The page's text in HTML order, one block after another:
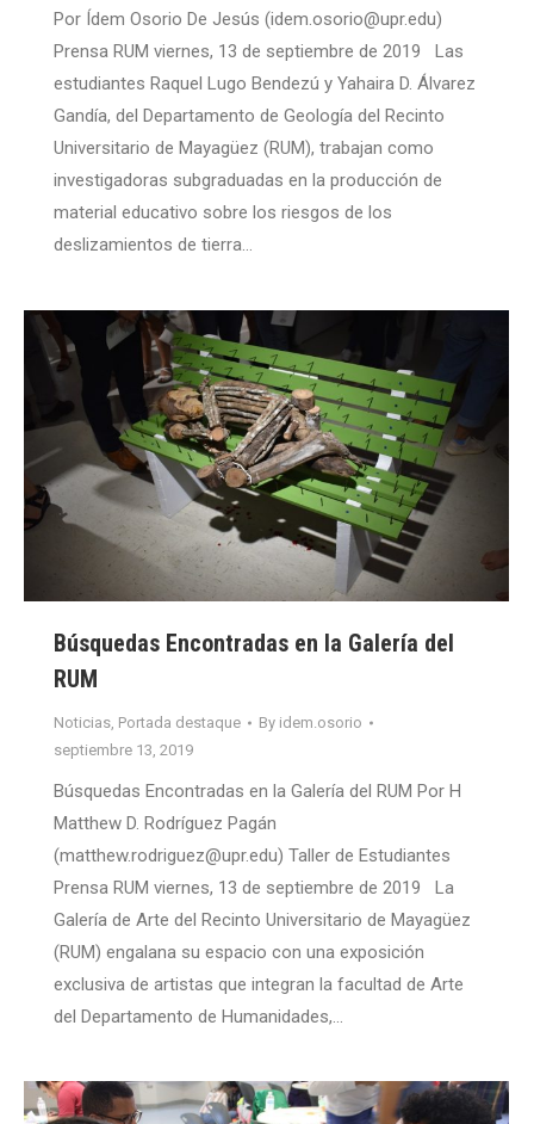
Por Ídem Osorio De Jesús (idem.osorio@upr.edu)
Prensa RUM viernes, 13 de septiembre de 2019 Las
estudiantes Raquel Lugo Bendezú y Yahaira D. Álvarez
Gandía, del Departamento de Geología del Recinto
Universitario de Mayagüez (RUM), trabajan como
investigadoras subgraduadas en la producción de
material educativo sobre los riesgos de los
deslizamientos de tierra…
Búsquedas Encontradas en la Galería del
RUM
Noticias, Portada destaque By idem.osorio
septiembre 13, 2019
Búsquedas Encontradas en la Galería del RUM Por H
Matthew D. Rodríguez Pagán
(matthew.rodriguez@upr.edu) Taller de Estudiantes
Prensa RUM viernes, 13 de septiembre de 2019 La
Galería de Arte del Recinto Universitario de Mayagüez
(RUM) engalana su espacio con una exposición
exclusiva de artistas que integran la facultad de Arte
del Departamento de Humanidades,…